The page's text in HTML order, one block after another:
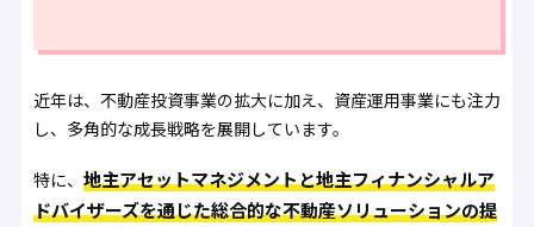
近年は、不動産投資事業の拡大に加え、資産運用事業にも注力
し、多角的な成長戦略を展開しています。
特に、 地主アセットマネジメントと地主フィナンシャルア
ドバイザーズを通じた総合的な不動産ソリューションの提